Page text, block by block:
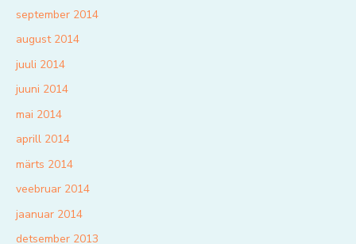
september 2014
august 2014
juuli 2014
juuni 2014
mai 2014
aprill 2014
märts 2014
veebruar 2014
jaanuar 2014
detsember 2013